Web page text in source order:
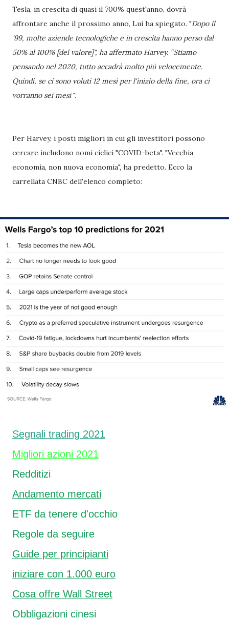
Tesla, in crescita di quasi il 700% quest'anno, dovrà
affrontare anche il prossimo anno, Lui ha spiegato. "Dopo il
'99, molte aziende tecnologiche e in crescita hanno perso dal
50% al 100% [del valore]", ha affermato Harvey. “Stiamo
pensando nel 2020, tutto accadrà molto più velocemente.
Quindi, se ci sono voluti 12 mesi per l'inizio della fine, ora ci
vorranno sei mesi".
Per Harvey, i posti migliori in cui gli investitori possono
cercare includono nomi ciclici "COVID-beta". "Vecchia
economia, non nuova economia", ha predetto. Ecco la
carrellata CNBC dell'elenco completo:
Segnali trading 2021
Migliori azioni 2021
Redditizi
Andamento mercati
ETF da tenere d'occhio
Regole da seguire
Guide per principianti
iniziare con 1.000 euro
Cosa offre Wall Street
Obbligazioni cinesi